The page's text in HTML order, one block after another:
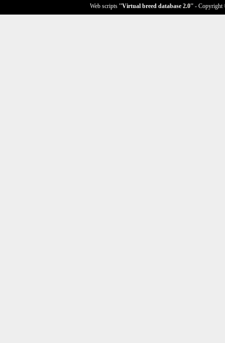
Web scripts ''Virtual breed database 2.0'' - Copyright